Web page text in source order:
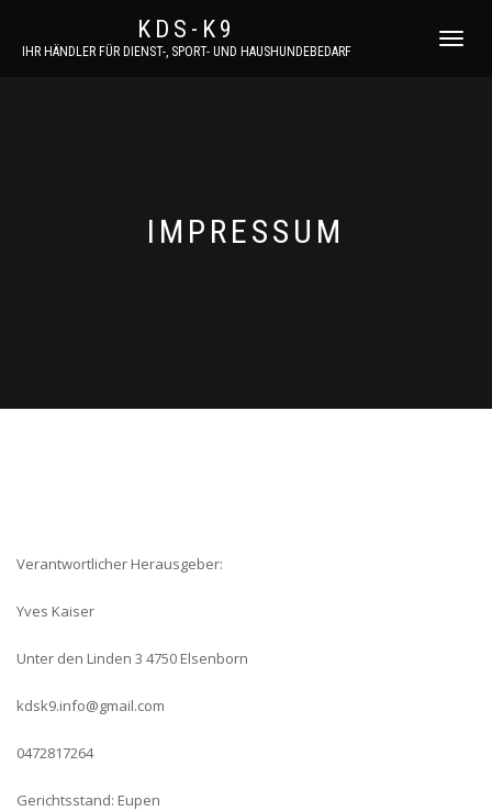
KDS-K9
IHR HÄNDLER FÜR DIENST-, SPORT- UND HAUSHUNDEBEDARF
IMPRESSUM
Verantwortlicher Herausgeber:
Yves Kaiser
Unter den Linden 3 4750 Elsenborn
kdsk9.info@gmail.com
0472817264
Gerichtsstand: Eupen